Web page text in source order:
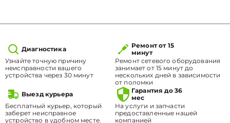
Диагностика
Узнайте точную причину
неисправности вашего
устройства через 30 минут
Ремонт от 15
минут
Ремонт сетевого оборудования
занимает от 15 минут до
нескольких дней в зависимости
от поломки
Выезд курьера
Бесплатный курьер, который
заберет неисправное
устройство в удобном месте.
Гарантия до 36
мес
На услуги и запчасти
предоставленные нашей
компанией